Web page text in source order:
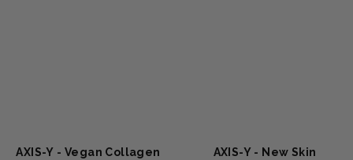
AXIS-Y - Vegan Collagen
AXIS-Y - New Skin